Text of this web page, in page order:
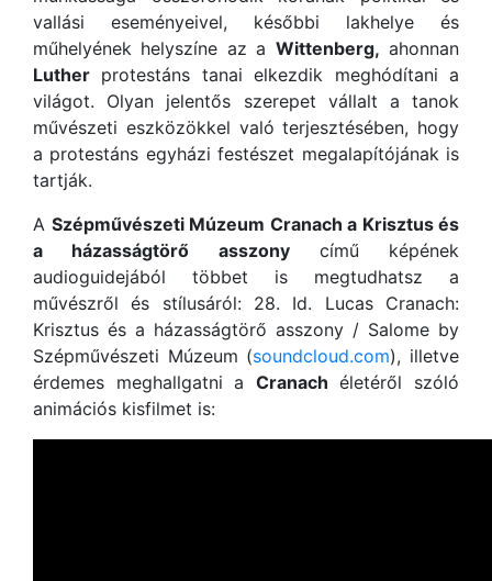
vallási eseményeivel, későbbi lakhelye és
műhelyének helyszíne az a Wittenberg, ahonnan
Luther protestáns tanai elkezdik meghódítani a
világot. Olyan jelentős szerepet vállalt a tanok
művészeti eszközökkel való terjesztésében, hogy
a protestáns egyházi festészet megalapítójának is
tartják.
A Szépművészeti Múzeum Cranach a Krisztus és
a házasságtörő asszonycímű képének
audioguidejából többet is megtudhatsz a
művészről és stílusáról: 28. Id. Lucas Cranach:
Krisztus és a házasságtörő asszony / Salome by
Szépművészeti Múzeum (soundcloud.com), illetve
érdemes meghallgatni a Cranach életéről szóló
animációs kisfilmet is: